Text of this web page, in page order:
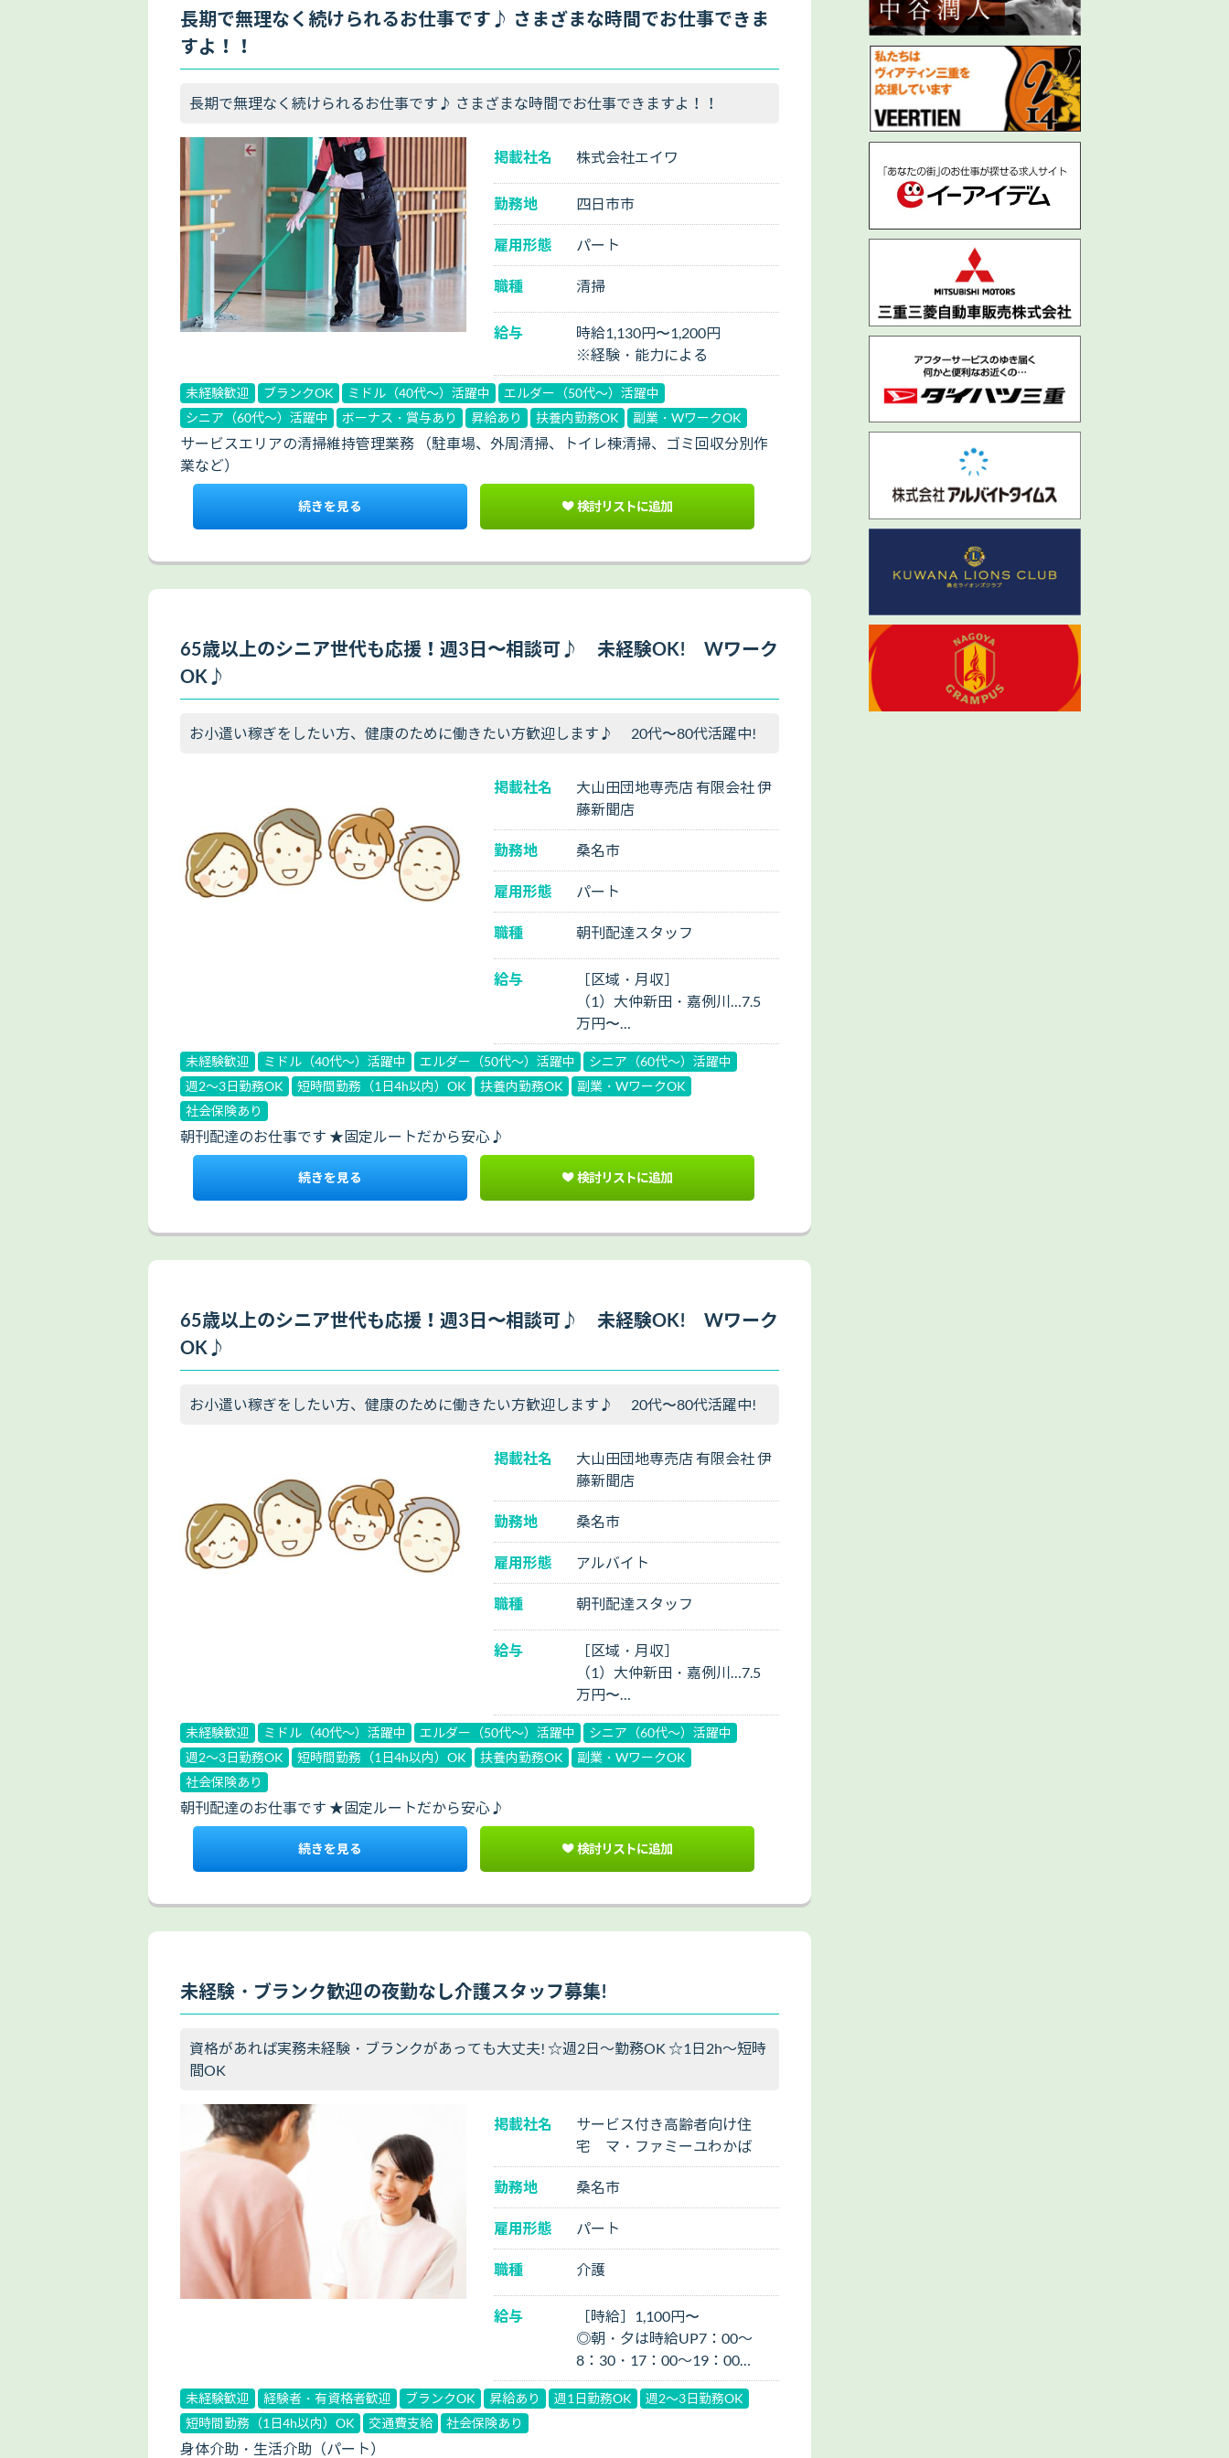
長期で無理なく続けられるお仕事です♪ さまざまな時間でお仕事できま
すよ！！
長期で無理なく続けられるお仕事です♪ さまざまな時間でお仕事できますよ！！
掲載社名 株式会社エイワ
勤務地 四日市市
雇用形態 パート
職種 清掃
給与
時給1,130円〜1,200円
※経験・能力による
未経験歓迎 ブランクOK ミドル（40代～）活躍中
エルダー（50代～）活躍中
シニア（60代～）活躍中
ボーナス・賞与あり 昇給あり 扶養内勤務OK 副業・WワークOK
サービスエリアの清掃維持管理業務 （駐車場、外周清掃、トイレ棟清掃、ゴミ回収分別作
業など）
続きを見る 検討リストに追加
65歳以上のシニア世代も応援！週3日〜相談可♪ 未経験OK! Wワーク
OK♪
お小遣い稼ぎをしたい方、健康のために働きたい方歓迎します♪ 20代〜80代活躍中!
掲載社名
大山田団地専売店 有限会社 伊
藤新聞店
勤務地 桑名市
雇用形態 パート
職種 朝刊配達スタッフ
給与
［区域・月収］
（1）大仲新田・嘉例川…7.5
万円〜
（2）森忠・芳ヶ崎…8万円
未経験歓迎 ミドル（40代～）活躍中 エルダー（50代～）活躍中
シニア（60代～）活躍中
週2～3日勤務OK
短時間勤務（1日4h以内）OK 扶養内勤務OK
副業・WワークOK
社会保険あり
朝刊配達のお仕事です ★固定ルートだから安心♪
続きを見る 検討リストに追加
65歳以上のシニア世代も応援！週3日〜相談可♪ 未経験OK! Wワーク
OK♪
お小遣い稼ぎをしたい方、健康のために働きたい方歓迎します♪ 20代〜80代活躍中!
掲載社名
大山田団地専売店 有限会社 伊
藤新聞店
勤務地 桑名市
雇用形態 アルバイト
職種 朝刊配達スタッフ
給与
［区域・月収］
（1）大仲新田・嘉例川…7.5
万円〜
（2）森忠・芳ヶ崎…8万円
未経験歓迎 ミドル（40代～）活躍中 エルダー（50代～）活躍中
シニア（60代～）活躍中
週2～3日勤務OK
短時間勤務（1日4h以内）OK 扶養内勤務OK
副業・WワークOK
社会保険あり
朝刊配達のお仕事です ★固定ルートだから安心♪
続きを見る 検討リストに追加
未経験・ブランク歓迎の夜勤なし介護スタッフ募集!
資格があれば実務未経験・ブランクがあっても大丈夫! ☆週2日～勤務OK ☆1日2h～短時
間OK
掲載社名
サービス付き高齢者向け住
宅 マ・ファミーユわかば
勤務地 桑名市
雇用形態 パート
職種 介護
給与
［時給］1,100円〜
◎朝・夕は時給UP7：00～
8：30・17：00～19：00
［時給］1,500円
未経験歓迎 経験者・有資格者歓迎 ブランクOK 昇給あり 週1日勤務OK
週2～3日勤務OK
短時間勤務（1日4h以内）OK
交通費支給 社会保険あり
身体介助・生活介助（パート）